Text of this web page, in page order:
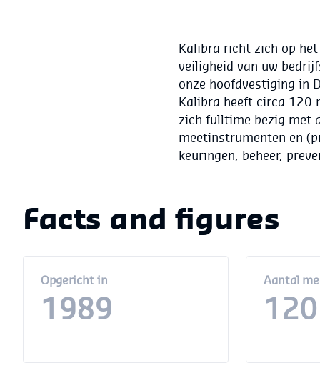
Kalibra richt zich op het
veiligheid van uw
onze hoofdvestiging in
Kalibra heeft circa 120
zich fulltime bezig met
meetinstrumenten en
keuringen, beheer,
Facts and figures
Opgericht in
1989
Aantal
120